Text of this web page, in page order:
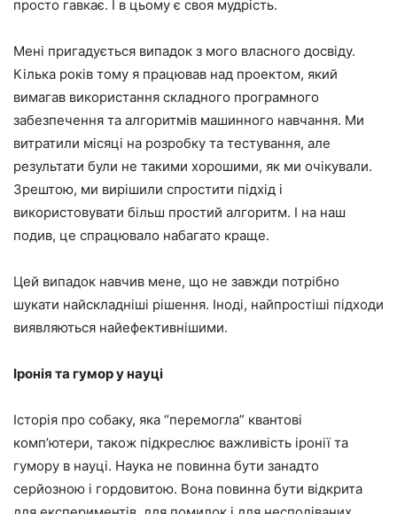
просто гавкає. І в цьому є своя мудрість.
Мені пригадується випадок з мого власного досвіду.
Кілька років тому я працював над проектом, який
вимагав використання складного програмного
забезпечення та алгоритмів машинного навчання. Ми
витратили місяці на розробку та тестування, але
результати були не такими хорошими, як ми очікували.
Зрештою, ми вирішили спростити підхід і
використовувати більш простий алгоритм. І на наш
подив, це спрацювало набагато краще.
Цей випадок навчив мене, що не завжди потрібно
шукати найскладніші рішення. Іноді, найпростіші підходи
виявляються найефективнішими.
Іронія та гумор у науці
Історія про собаку, яка “перемогла” квантові
комп’ютери, також підкреслює важливість іронії та
гумору в науці. Наука не повинна бути занадто
серйозною і гордовитою. Вона повинна бути відкрита